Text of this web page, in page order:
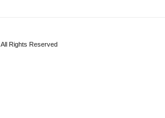
All Rights Reserved